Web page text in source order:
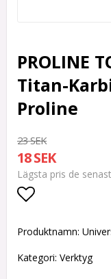
PROLINE
Titan-
Proline
23 SEK
18 SEK
Lägsta pris de
Produktnamn:
Kategori: Verktyg